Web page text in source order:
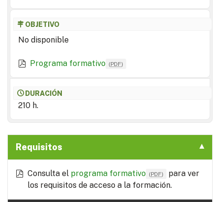
OBJETIVO
No disponible
Programa formativo (PDF)
DURACIÓN
210 h.
Requisitos
Consulta el programa formativo (PDF)
para ver
los requisitos de acceso a la formación.